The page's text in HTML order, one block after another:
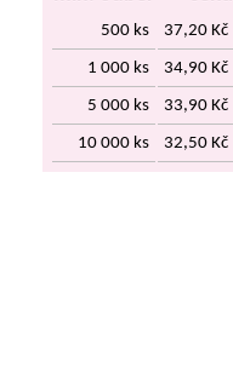
500 ks 37,20 Kč
1 000 ks 34,90 Kč
5 000 ks 33,90 Kč
10 000 ks 32,50 Kč